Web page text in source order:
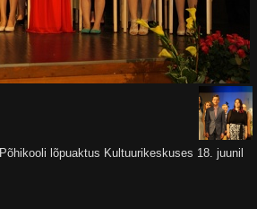
Põhikooli lõpuaktus Kultuurikeskuses 18. juunil